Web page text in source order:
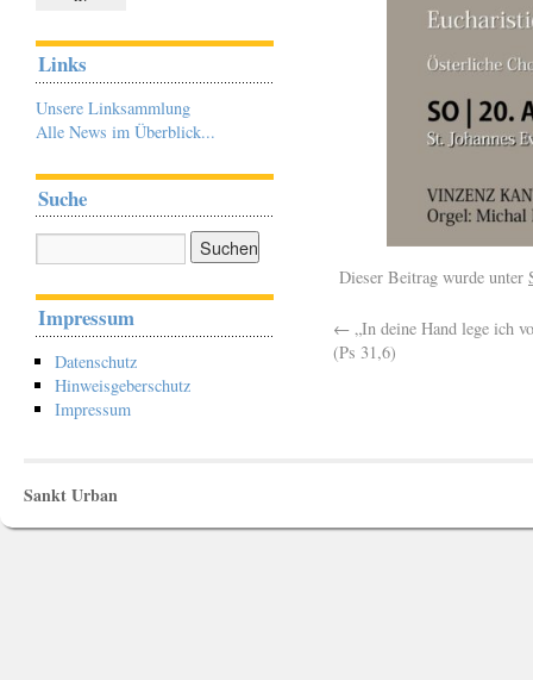
Dieser Beitrag wurde unter
← „In deine Hand lege ich
(Ps 31,6)
Links
Unsere Linksammlung
Alle News im Überblick...
Suche
Impressum
Datenschutz
Hinweisgeberschutz
Impressum
Sankt Urban